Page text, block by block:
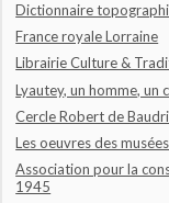
Dictionnaire
France royale Lorraine
Librairie Culture &
Lyautey, un homme, un
Cercle Robert de
Les oeuvres des
Association pour la
1945